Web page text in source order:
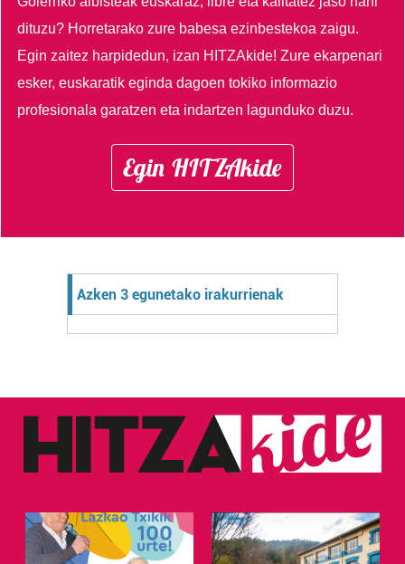
dituzu? Horretarako zure babesa ezinbestekoa zaigu.
Egin zaitez harpidedun, izan HITZAkide!Zure ekarpenari
esker, euskaratik eginda dagoen tokiko informazio
profesionala garatzen eta indartzen lagunduko duzu.
Egin HITZAkide
Azken 3 egunetako irakurrienak